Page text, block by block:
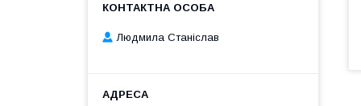
Людмила Станіслав